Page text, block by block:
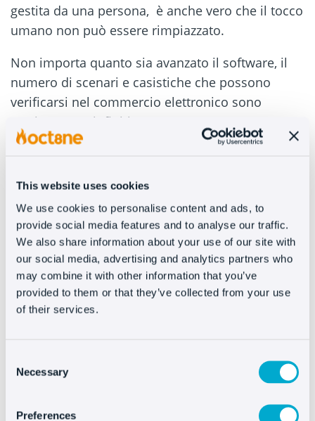
This website uses cookies
We use cookies to personalise content and ads, to
provide social media features and to analyse our traffic.
We also share information about your use of our site with
our social media, advertising and analytics partners who
may combine it with other information that you’ve
provided to them or that they’ve collected from your use
of their services.
Selection
Necessary
Preferences
gestita da una persona, è anche vero che il tocco
umano non può essere rimpiazzato.
Non importa quanto sia avanzato il software, il
numero di scenari e casistiche che possono
verificarsi nel commercio elettronico sono
praticamente infiniti.
strategia combinata in modo che le nostre
risorse siano più produttive a tutti i livelli.
#3 – Apporta soluzioni quando c’è
bisogno
Sia nel servizio clienti che nel lato più
giusto al momento giusto.
volta sotto forma di automazione) viene in